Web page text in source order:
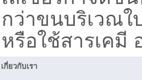
กว่าขนบริเวณ
หรือใช้สารเคมี
เกี่ยวกับเรา